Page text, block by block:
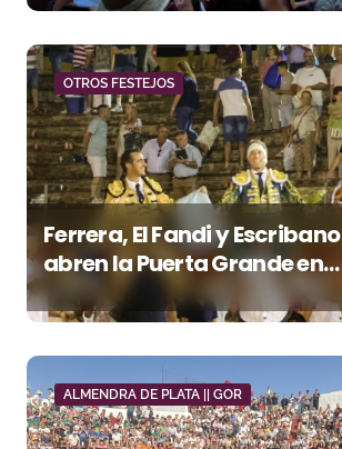
OTROS FESTEJOS
Ferrera, El Fandi y Escribano
abren la Puerta Grande en
una tarde triunfal en Azuaga
ALMENDRA DE PLATA || GOR